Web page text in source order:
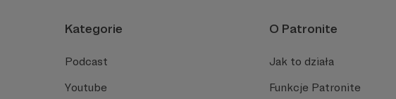
Kategorie
Podcast
Youtube
O Patronite
Jak to działa
Funkcje Patronite